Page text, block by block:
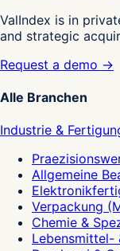
ValIndex is in
and strategic
Request a demo →
Alle Branchen
Industrie &
Allgemeine
Verpackung
Chemie &
Lebensmittel-